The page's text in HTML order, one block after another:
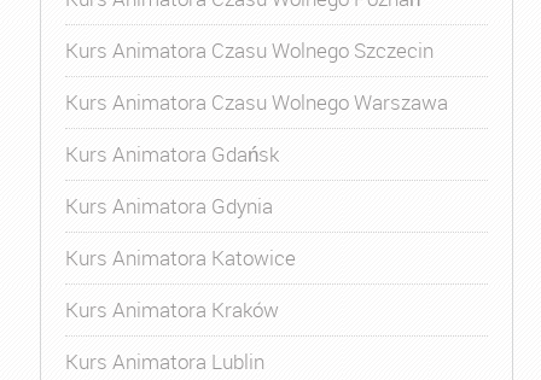
Kurs Animatora Czasu Wolnego Szczecin
Kurs Animatora Czasu Wolnego Warszawa
Kurs Animatora Gdańsk
Kurs Animatora Gdynia
Kurs Animatora Katowice
Kurs Animatora Kraków
Kurs Animatora Lublin